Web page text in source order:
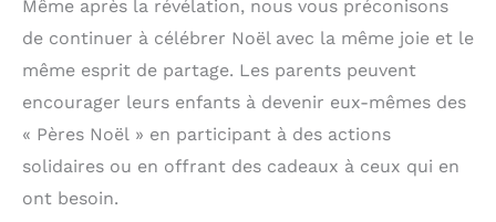
Même après la révélation, nous vous préconisons
de continuer à célébrer Noël avec la même joie et le
même esprit de partage. Les parents peuvent
encourager leurs enfants à devenir eux-mêmes des
« Pères Noël » en participant à des actions
solidaires ou en offrant des cadeaux à ceux qui en
ont besoin.